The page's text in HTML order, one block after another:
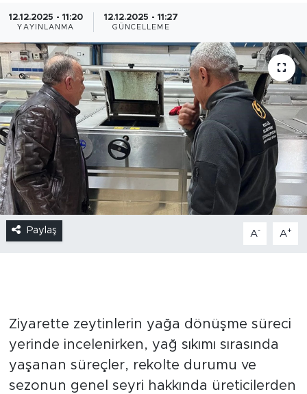
12.12.2025 - 11:20
YAYINLANMA
12.12.2025 - 11:27
GÜNCELLEME
Paylaş A- A+
Ziyarette zeytinlerin yağa dönüşme süreci
yerinde incelenirken, yağ sıkımı sırasında
yaşanan süreçler, rekolte durumu ve
sezonun genel seyri hakkında üreticilerden